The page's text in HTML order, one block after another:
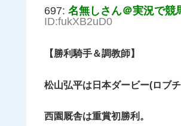
697: 名無しさん＠実況で競
ID:fukXB2uD0
【勝利騎手＆調教師】
松山弘平は日本ダービー(ロブ
西園厩舎は重賞初勝利。